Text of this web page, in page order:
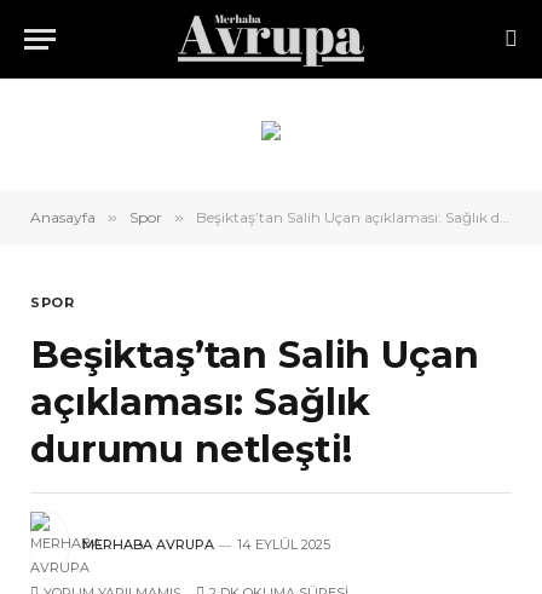
Anasayfa » Spor » Beşiktaş’tan Salih Uçan açıklaması: Sağlık durumu netleşti!
SPOR
Beşiktaş’tan Salih Uçan
açıklaması: Sağlık
durumu netleşti!
MERHABA AVRUPA 14 EYLÜL 2025